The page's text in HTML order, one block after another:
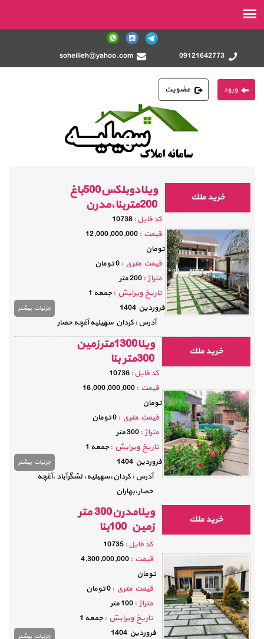
09121642773
soheilieh@yahoo.com
ورود عضویت
خريد ملك
ویلادوبلکس500باغ
200متربنا،مدرن
جزئيات بيشتر
كد فايل :10738
قيمت :12,000,000,000
تومان
قيمت متري :0 تومان
متراژ :200 متر
تاريخ ویرایش :
جمعه 1
فروردين 1404
آدرس : کردان سهیلیه آغچه حصار
خريد ملك
ویلا1300مترزمین
300متر بنا
جزئيات بيشتر
كد فايل :10736
قيمت :16,000,000,000
تومان
قيمت متري :0 تومان
متراژ :300 متر
تاريخ ویرایش :
جمعه 1
فروردين 1404
آدرس : کردان،سهیلیه، لشگرآباد ،آغچه
حصار،بهاران
خريد ملك
ویلامدرن300 متر
زمین 100بنا
جزئيات بيشتر
كد فايل :10735
قيمت :4,300,000,000
تومان
قيمت متري :0 تومان
متراژ :100 متر
تاريخ ویرایش :
جمعه 1
فروردين 1404